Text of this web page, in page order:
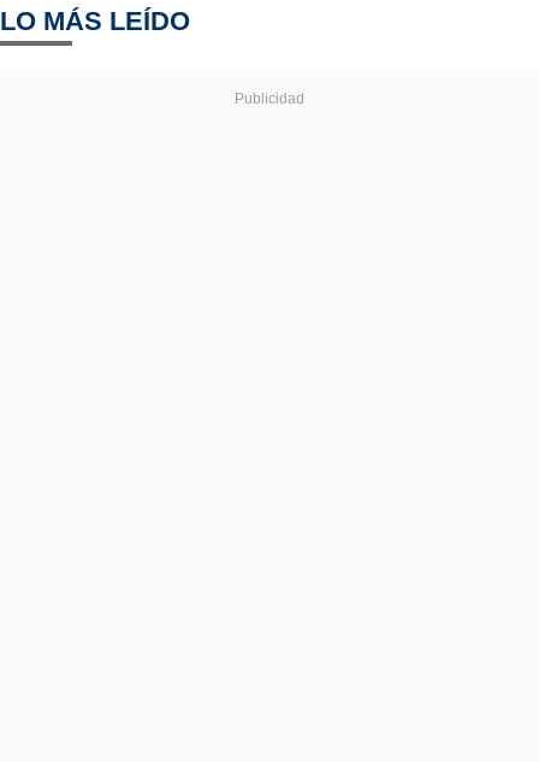
LO MÁS LEÍDO